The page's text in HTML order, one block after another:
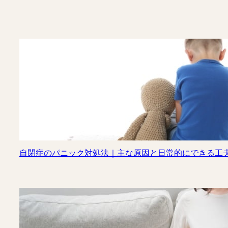
自閉症のパニック対処法｜主な原因と日常的にできる工